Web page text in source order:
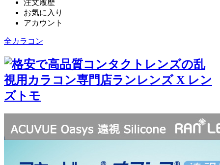
注文履歴
お気に入り
アカウント
全カラコン